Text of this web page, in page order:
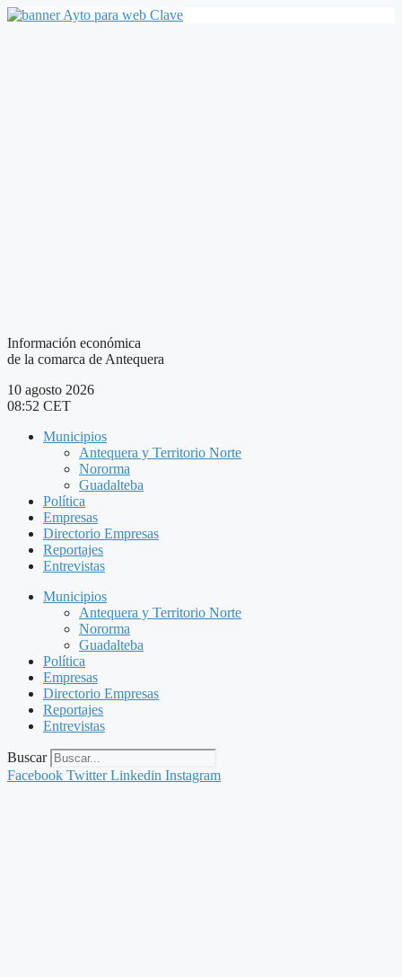
Saltar
Información económica
de la comarca de Antequera
10 agosto 2026
08:52 CET
Municipios
Antequera y Territorio Norte
Nororma
Guadalteba
Política
Empresas
Directorio Empresas
Reportajes
Entrevistas
Municipios
Antequera y Territorio Norte
Nororma
Guadalteba
Política
Empresas
Directorio Empresas
Reportajes
Entrevistas
Buscar
Facebook Twitter Linkedin Instagram